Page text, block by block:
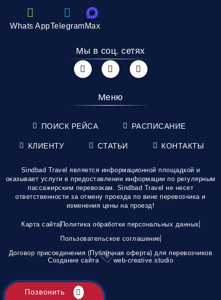
Whats AppTelegramMax
Мы в соц. сетях
Меню
ПОИСК РЕЙСА РАСПИСАНИЕ
КЛИЕНТУ СТАТЬИ КОНТАКТЫ
Sindbad Travel является информационной площадкой и
оказывает услуги в предоставлении информации по регулярным
пассажирским перевозкам. Sindbad Travel не несет
ответственности за отмену проезда по вине перевозчика и
изменения цены на проезд!
Карта сайта Политика обработки персональных данных
Пользовательское соглашение
Договор присоединения (Публичная оферта) для перевозчиков
Создание сайта
web-creative.studio
Позвонить